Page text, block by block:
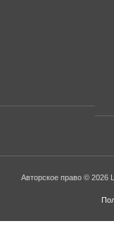
Авторское право © 2026